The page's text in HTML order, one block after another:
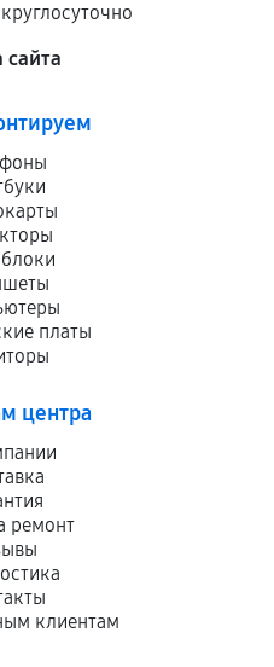
сайта
платы
центра
ремонт
клиентам